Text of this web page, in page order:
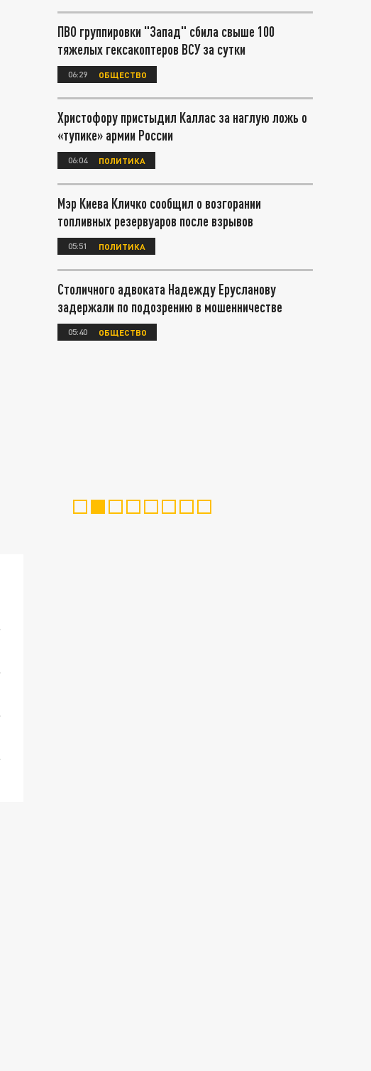
ПВО группировки "Запад" сбила свыше 100
тяжелых гексакоптеров ВСУ за сутки
06:29 ОБЩЕСТВО
Христофору пристыдил Каллас за наглую ложь о
«тупике» армии России
06:04 ПОЛИТИКА
Мэр Киева Кличко сообщил о возгорании
топливных резервуаров после взрывов
05:51 ПОЛИТИКА
Столичного адвоката Надежду Ерусланову
задержали по подозрению в мошенничестве
05:40 ОБЩЕСТВО